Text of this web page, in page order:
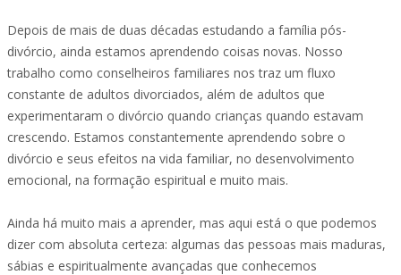
Depois de mais de duas décadas estudando a família pós-
divórcio, ainda estamos aprendendo coisas novas. Nosso
trabalho como conselheiros familiares nos traz um fluxo
constante de adultos divorciados, além de adultos que
experimentaram o divórcio quando crianças quando estavam
crescendo. Estamos constantemente aprendendo sobre o
divórcio e seus efeitos na vida familiar, no desenvolvimento
emocional, na formação espiritual e muito mais.
Ainda há muito mais a aprender, mas aqui está o que podemos
dizer com absoluta certeza: algumas das pessoas mais maduras,
sábias e espiritualmente avançadas que conhecemos